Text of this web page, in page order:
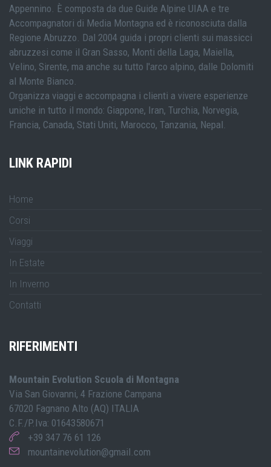
Appennino. È composta da due Guide Alpine UIAA e tre
Accompagnatori di Media Montagna ed è riconosciuta dalla
Regione Abruzzo. Dal 2004 guida i propri clienti sui massicci
abruzzesi come il Gran Sasso, Monti della Laga, Maiella,
Velino, Sirente, ma anche su tutto l'arco alpino, dalle Dolomiti
al Monte Bianco.
Organizza viaggi e accompagna i clienti a vivere esperienze
uniche in tutto il mondo: Giappone, Iran, Turchia, Norvegia,
Francia, Canada, Stati Uniti, Marocco, Tanzania, Nepal.
LINK RAPIDI
Home
Corsi
Viaggi
In Estate
In Inverno
Contatti
RIFERIMENTI
Mountain Evolution Scuola di Montagna
Via San Giovanni, 4 Frazione Campana
67020 Fagnano Alto (AQ) ITALIA
C.F./P.Iva: 01643580671
+39 347 76 61 126
mountainevolution@gmail.com